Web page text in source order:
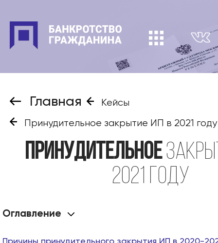
Главная
Кейсы
Принудительное закрытие ИП в 2021 году
Принудительное
2021 году
Оглавление